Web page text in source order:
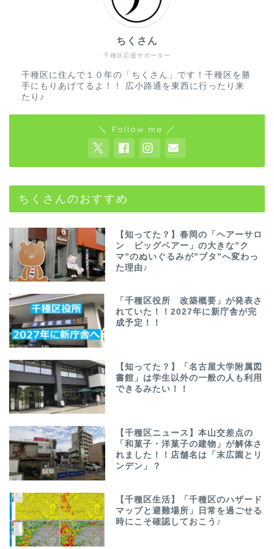
千種区応援サポーター
ちくさん
千種区に住んで１０年の「ちくさん」です！千種区を勝
手にもりあげてるよ！！ 広小路通を東西に行ったり来
たり♪
＼ Follow me ／
ちくさんのおすすめ
【知ってた？】春岡の「ヘアーサロ
ン ビッグベアー」の大きな”ク
マ”のぬいぐるみが”ブタ”へ変わっ
た理由♪
「千種区役所 改築概要」が発表さ
れていた！！2027年に新庁舎が完
成予定！！
【知ってた？】「名古屋大学附属図
書館」は学生以外の一般の人も利用
できるみたい！！
【千種区ニュース】本山交差点の
「和菓子・洋菓子の建物」が解体さ
れました！！店舗名は「末広園とリ
ンデン」？
【千種区生活】「千種区のハザード
マップと避難場所」日常を過ごせる
時にこそ確認しておこう♪